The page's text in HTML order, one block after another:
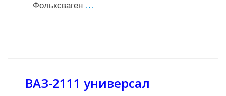
Фольксваген …
ВАЗ-2111 универсал